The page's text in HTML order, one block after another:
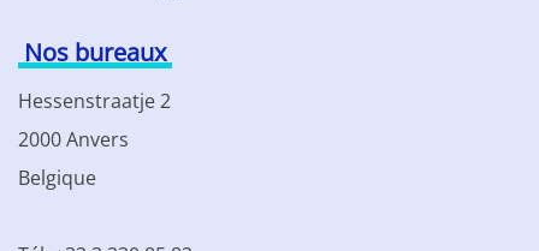
Nos bureaux
Hessenstraatje 2
2000 Anvers
Belgique